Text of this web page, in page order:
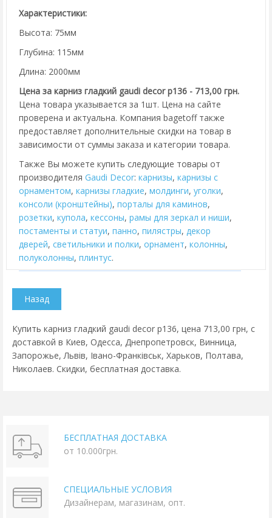
Характеристики:
Высота: 75мм
Глубина: 115мм
Длина: 2000мм
Цена за карниз гладкий gaudi decor p136 - 713,00 грн.
Цена товара указывается за 1шт. Цена на сайте
проверена и актуальна. Компания bagetoff также
предоставляет дополнительные скидки на товар в
зависимости от суммы заказа и категории товара.
Также Вы можете купить следующие товары от
производителя Gaudi Decor: карнизы, карнизы с
орнаментом, карнизы гладкие, молдинги, уголки,
консоли (кронштейны), порталы для каминов,
розетки, купола, кессоны, рамы для зеркал и ниши,
постаменты и статуи, панно, пилястры, декор
дверей, cветильники и полки, орнамент, колонны,
полуколонны, плинтус.
Купить карниз гладкий gaudi decor p136, цена 713,00 грн, с
доставкой в Киев, Одесса, Днепропетровск, Винница,
Запорожье, Львів, Івано-Франківськ, Харьков, Полтава,
Николаев. Скидки, бесплатная доставка.
БЕСПЛАТНАЯ ДОСТАВКА
от 10.000грн.
СПЕЦИАЛЬНЫЕ УСЛОВИЯ
Дизайнерам, магазинам, опт.